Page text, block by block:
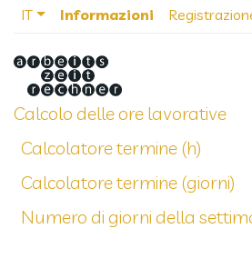
IT Informazioni
Calcolo delle ore lavorative
Calcolatore termine (h)
Calcolatore termine (giorni)
Numero di giorni della